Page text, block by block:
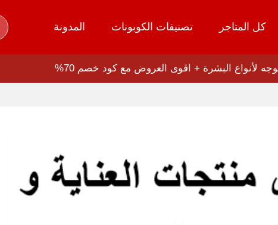
كل المتاجر تصنيفات الكوبونات المدونة
لأنواع البشرة + اقوى العروض مع كود خصم 70%